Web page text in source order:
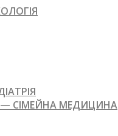
СІМЕЙНА МЕДИЦИНА